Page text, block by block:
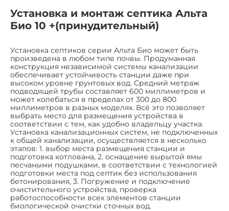
Установка и монтаж септика Альта
Био 10 +(принудительный)
Установка септиков серии Альта Био может быть
произведена в любом типе почвы. Продуманная
конструкция независимой системы канализации
обеспечивает устойчивость станции даже при
высоком уровне грунтовых вод. Средний метраж
подводящей трубы составляет 600 миллиметров и
может колебаться в пределах от 300 до 800
миллиметров в разных моделях. Всё это позволяет
выбрать место для размещения устройства в
соответствии с тем, как удобно владельцу участка.
Установка канализационных систем, не подключенных
к общей канализации, осуществляется в несколько
этапов: 1. выбор места размещения станции и
подготовка котлована, 2. оснащение вырытой ямы
песчаными подушками, в соответствии с технологией
подготовки места под септик без использования
бетонирования, 3. Погружение и подключение
очистительного устройства, проверка
работоспособности всех элементов станции
биологической очистки сточных вод.